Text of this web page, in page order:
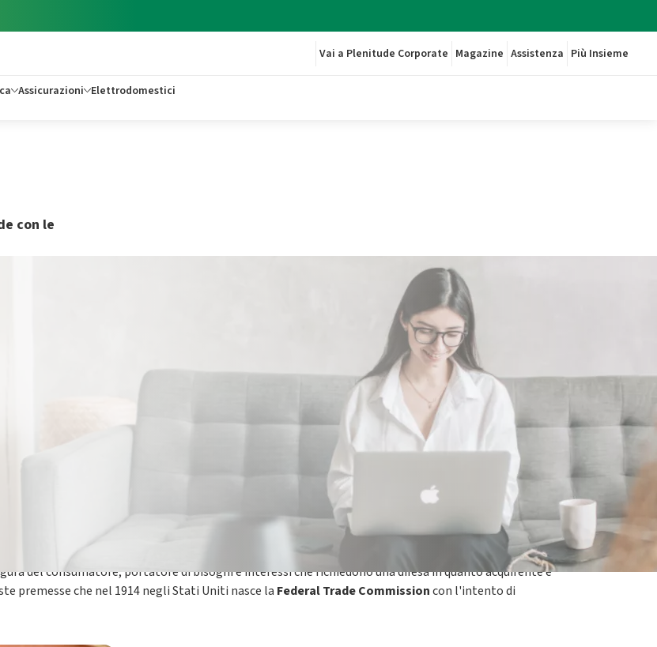
Assicurazioni Elettrodomestici
Vai a Plenitude Corporate Magazine Assistenza Più Insieme
con le
XX secoloa seguito di una battaglia in apparenza
ad approvare leggi che imponevano un
controllo nei confronti dell'industria
e dei nascenti prodotti di
del consumatore, portatore di bisogni e interessi che richiedono una difesa in quanto acquirente e
premesse che nel 1914 negli Stati Uniti nasce la Federal Trade Commissioncon l'intento di